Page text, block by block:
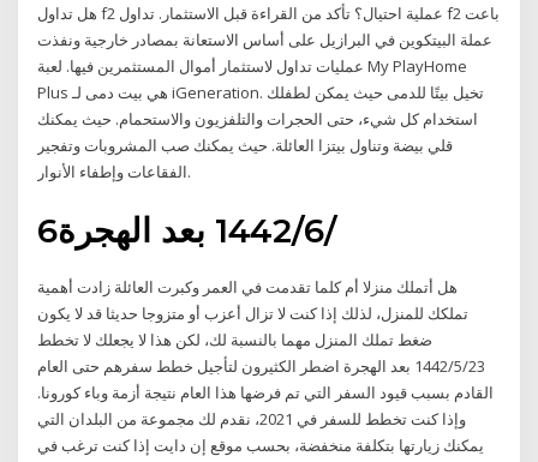
هل تداول f2 عملية احتيال؟ تأكد من القراءة قبل الاستثمار. تداول f2 باعت
عملة البيتكوين في البرازيل على أساس الاستعانة بمصادر خارجية ونفذت
عمليات تداول لاستثمار أموال المستثمرين فيها. لعبة My PlayHome
Plus هي بيت دمى لـ iGeneration. تخيل بيتًا للدمى حيث يمكن لطفلك
استخدام كل شيء، حتى الحجرات والتلفزيون والاستحمام. حيث يمكنك
قلي بيضة وتناول بيتزا العائلة. حيث يمكنك صب المشروبات وتفجير
الفقاعات وإطفاء الأنوار.
6‏‏/6‏‏/1442 بعد الهجرة
هل أتملك منزلا أم كلما تقدمت في العمر وكبرت العائلة زادت أهمية
تملكك للمنزل، لذلك إذا كنت لا تزال أعزب أو متزوجا حديثا قد لا يكون
ضغط تملك المنزل مهما بالنسبة لك، لكن هذا لا يجعلك لا تخطط
23‏‏/5‏‏/1442 بعد الهجرة اضطر الكثيرون لتأجيل خطط سفرهم حتى العام
القادم بسبب قيود السفر التي تم فرضها هذا العام نتيجة أزمة وباء كورونا.
وإذا كنت تخطط للسفر في 2021، نقدم لك مجموعة من البلدان التي
يمكنك زيارتها بتكلفة منخفضة، بحسب موقع إن دايت إذا كنت ترغب في